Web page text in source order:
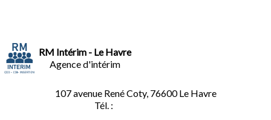
RM Intérim - Le Havre
Agence d'intérim
107 avenue René Coty, 76600 Le Havre
Tél. :